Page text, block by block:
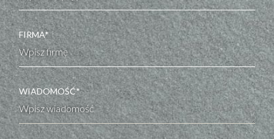
FIRMA*
WIADOMOŚĆ*